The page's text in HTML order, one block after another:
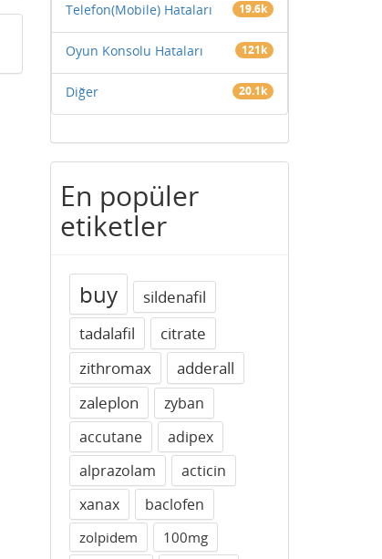
Telefon(Mobile) Hataları 19.6k
Oyun Konsolu Hataları 121k
Diğer 20.1k
En popüler
etiketler
buy
sildenafil
tadalafil
citrate
zithromax
adderall
zaleplon
zyban
accutane
adipex
alprazolam
acticin
xanax
baclofen
zolpidem
100mg